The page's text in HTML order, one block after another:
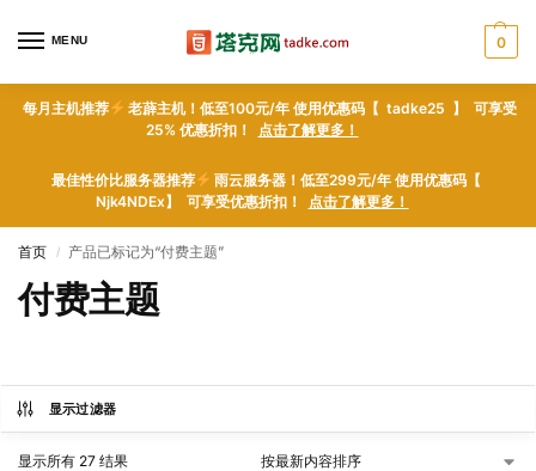
MENU 0
每月主机推荐
老薜主机！低至100元/年 使用优惠码【 tadke25 】 可享受
25% 优惠折扣！ 点击了解更多！
最佳性价比服务器推荐
雨云服务器！低至299元/年 使用优惠码【
Njk4NDEx】 可享受优惠折扣！ 点击了解更多！
首页 / 产品已标记为“付费主题”
付费主题
显示过滤器
显示所有 27 结果